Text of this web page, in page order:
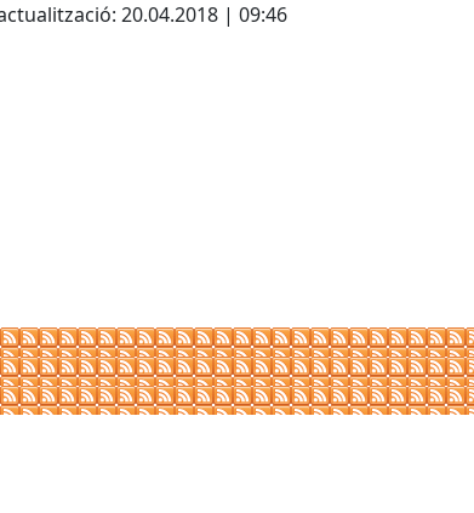
20.04.2018 | 09:46